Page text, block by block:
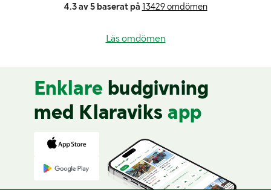
4.3 av 5 baserat på 13429 omdömen
Läs omdömen
Enklare budgivning
med Klaraviks app